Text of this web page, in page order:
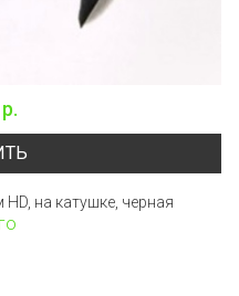
на катушке, черная